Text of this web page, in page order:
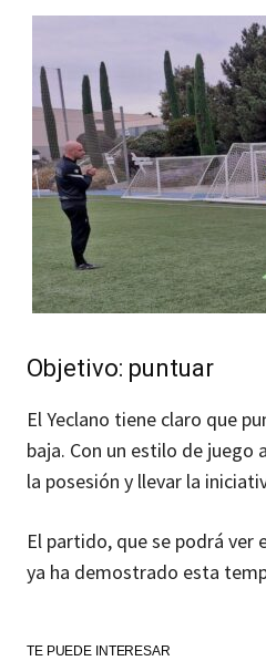
Objetivo: puntuar
El Yeclano tiene claro que
baja. Con un estilo de
la posesión y llevar la
El partido, que se podrá ver
ya ha demostrado esta
TE PUEDE INTERESAR